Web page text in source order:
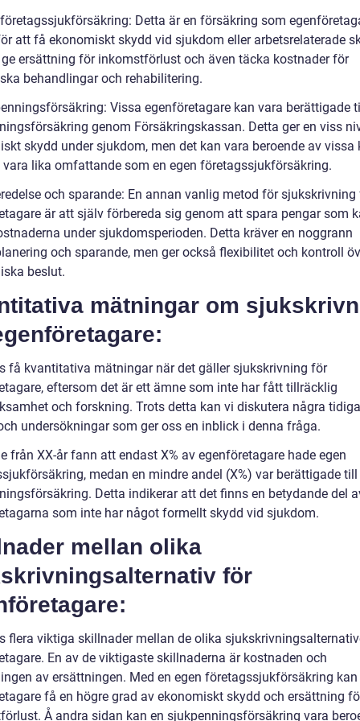
Detta är en försäkring som
att få ekonomiskt skydd vid sjukdom eller arbetsrelaterade
ersättning för inkomstförlust och även täcka kostnader för
behandlingar och rehabilitering.
Vissa egenföretagare kan vara berättigade
genom Försäkringskassan. Detta ger en viss
skydd under sjukdom, men det kan vara beroende av vissa
vara lika omfattande som en egen företagssjukförsäkring.
och sparande: En annan vanlig metod för sjukskrivning
är att själv förbereda sig genom att spara pengar som
under sjukdomsperioden. Detta kräver en noggrann
och sparande, men ger också flexibilitet och kontroll
beslut.
mätningar om
få kvantitativa mätningar när det gäller sjukskrivning för
eftersom det är ett ämne som inte har fått tillräcklig
och forskning. Trots detta kan vi diskutera några
undersökningar som ger oss en inblick i denna fråga.
från XX-år fann att endast X% av egenföretagare hade egen
medan en mindre andel (X%) var berättigade till
Detta indikerar att det finns en betydande del
som inte har något formellt skydd vid sjukdom.
mellan olika
för
flera viktiga skillnader mellan de olika
En av de viktigaste skillnaderna är kostnaden och
av ersättningen. Med en egen företagssjukförsäkring kan
få en högre grad av ekonomiskt skydd och ersättning
Å andra sidan kan en sjukpenningsförsäkring vara